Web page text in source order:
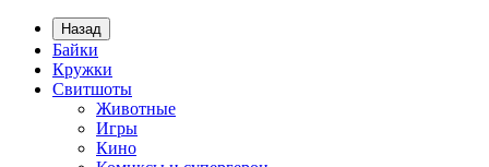
Назад
Байки
Кружки
Свитшоты
Животные
Игры
Кино